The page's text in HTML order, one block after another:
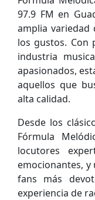
97.9 FM en
amplia variedad
los gustos. Con
industria
apasionados,
aquellos que
alta calidad.
Desde los
Fórmula
locutores
emocionantes, y
fans más
experiencia de